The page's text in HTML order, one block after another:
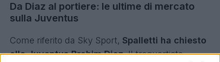
Da Diaz al portiere: le ultime di mercato
sulla Juventus
Come riferito da Sky Sport, Spalletti ha chiesto
alla Juventus Brahim Diaz.Il trequartista